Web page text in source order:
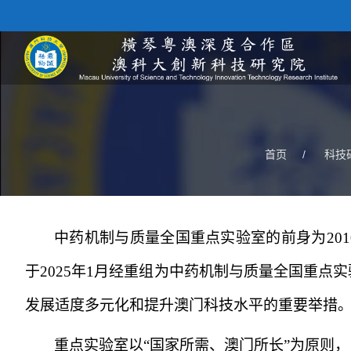
首页 / 科技
中药机制与质量全国重点实验室的前身为
于2025年1 月经重组为中药机制与质量全国重点
发展适度多元化和提升澳门科技水平的重要举措
重点实验室以“国家所需、澳门所长”为原则